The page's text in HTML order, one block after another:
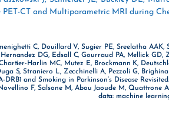
CT and Multiparametric MRI during
C, Douillard V, Sugier PE, Sreelatha
Hernandez DG, Edsall C, Gourraud PA, Mellick GD,
Chartier-Harlin MC, Mutez E, Brockmann K,
S, Straniero L, Zecchinelli A, Pezzoli G,
DRB1 and Smoking in Parkinson’s Disease
F, Salsone M, Abou Jaoude M,
data: machine